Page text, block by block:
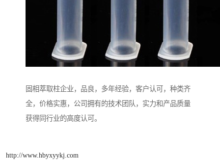
固相萃取柱企业，品良，多年经验，客户认可，种类齐
全，价格实惠，公司拥有的技术团队，实力和产品质量
获得同行业的高度认可。
http://www.hbyxyykj.com